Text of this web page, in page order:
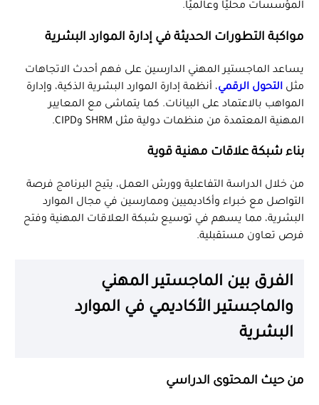
المؤسسات محليًا وعالميًا.
مواكبة التطورات الحديثة في إدارة الموارد البشرية
يساعد الماجستير المهني الدارسين على فهم أحدث الاتجاهات
مثل التحول الرقمي، أنظمة إدارة الموارد البشرية الذكية، وإدارة
المواهب بالاعتماد على البيانات. كما يتماشى مع المعايير
المهنية المعتمدة من منظمات دولية مثل SHRM وCIPD.
بناء شبكة علاقات مهنية قوية
من خلال الدراسة التفاعلية وورش العمل، يتيح البرنامج فرصة
التواصل مع خبراء وأكاديميين وممارسين في مجال الموارد
البشرية، مما يسهم في توسيع شبكة العلاقات المهنية وفتح
فرص تعاون مستقبلية.
الفرق بين الماجستير المهني
والماجستير الأكاديمي في الموارد
البشرية
من حيث المحتوى الدراسي